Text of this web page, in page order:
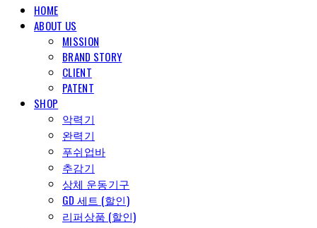
HOME
ABOUT US
MISSION
BRAND STORY
CLIENT
PATENT
SHOP
악력기
완력기
푸쉬업바
추감기
상체 운동기구
GD 세트 (할인)
리퍼상품 (할인)